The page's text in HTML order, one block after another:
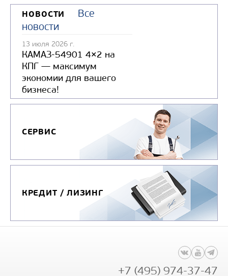
НОВОСТИ
Все
новости
13 июля 2026 г.
КАМАЗ-54901 4×2 на
КПГ — максимум
экономии для вашего
бизнеса!
СЕРВИС
КРЕДИТ / ЛИЗИНГ
+7 (495) 974-37-47